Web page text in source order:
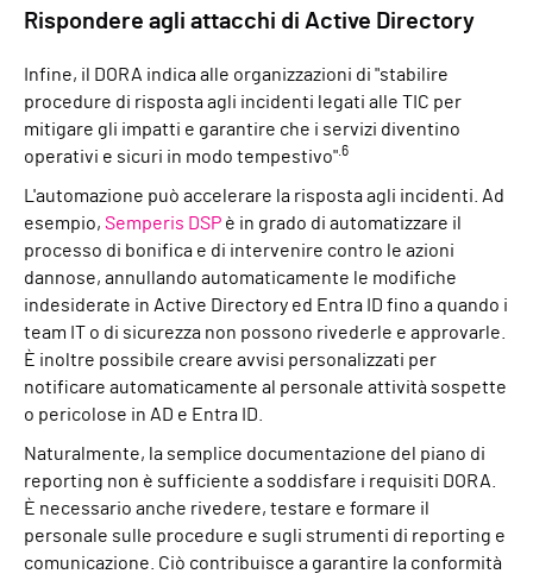
Rispondere agli attacchi di Active Directory
Infine, il DORA indica alle organizzazioni di "stabilire
procedure di risposta agli incidenti legati alle TIC per
mitigare gli impatti e garantire che i servizi diventino
operativi e sicuri in modo tempestivo" .6
L'automazione può accelerare la risposta agli incidenti. Ad
esempio, Semperis DSP è in grado di automatizzare il
processo di bonifica e di intervenire contro le azioni
dannose, annullando automaticamente le modifiche
indesiderate in Active Directory ed Entra ID fino a quando i
team IT o di sicurezza non possono rivederle e approvarle.
È inoltre possibile creare avvisi personalizzati per
notificare automaticamente al personale attività sospette
o pericolose in AD e Entra ID.
Naturalmente, la semplice documentazione del piano di
reporting non è sufficiente a soddisfare i requisiti DORA.
È necessario anche rivedere, testare e formare il
personale sulle procedure e sugli strumenti di reporting e
comunicazione. Ciò contribuisce a garantire la conformità